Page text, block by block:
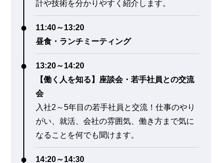
計や技術を分かりやすく紹介します。
11:40～13:20
昼食・ランチミーティング
13:20～14:20
【働く人を知る】座談会・若手社員との交流
会
入社2～5年目の若手社員と交流！仕事のやり
がい、就活、会社の雰囲気、働き方まで気に
なることを何でも聞けます。
14:20～14:30